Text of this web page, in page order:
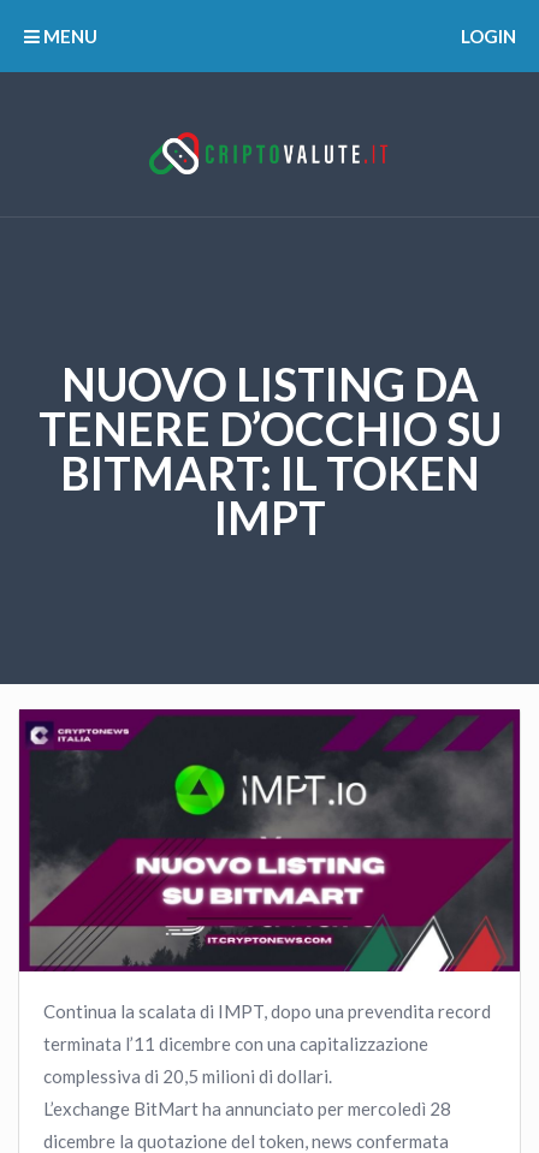
MENU LOGIN
NUOVO LISTING DA
TENERE D’OCCHIO SU
BITMART: IL TOKEN
IMPT
Continua la scalata di IMPT, dopo una prevendita record
terminata l’11 dicembre con una capitalizzazione
complessiva di 20,5 milioni di dollari.
L’exchange BitMart ha annunciato per mercoledì 28
dicembre la quotazione del token, news confermata